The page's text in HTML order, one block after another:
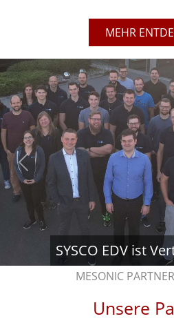
MEHR
SYSCO EDV ist
Previous
MESONIC
Unsere